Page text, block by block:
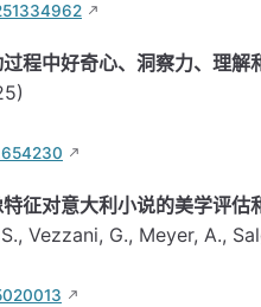
程中好奇心、洞察力、理解
征对意大利小说的美学评估
Vezzani, G., Meyer, A.,